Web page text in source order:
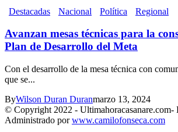
Destacadas Nacional Política Regional
Avanzan mesas técnicas para la
Plan de Desarrollo del Meta
Con el desarrollo de la mesa técnica con
que se...
ByWilson Duran Duranmarzo 13, 2024
© Copyright 2022 - Ultimahoracasanare.com-
Administrado porwww.camilofonseca.com